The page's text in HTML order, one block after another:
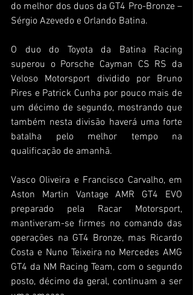
do melhor dos duos da GT4 Pro-Bronze –
Sérgio Azevedo e Orlando Batina.
O duo do Toyota da Batina Racing
superou o Porsche Cayman CS RS da
Veloso Motorsport dividido por Bruno
Pires e Patrick Cunha por pouco mais de
um décimo de segundo, mostrando que
também nesta divisão haverá uma forte
batalha pelo melhor tempo na
qualificação de amanhã.
Vasco Oliveira e Francisco Carvalho, em
Aston Martin Vantage AMR GT4 EVO
preparado pela Racar Motorsport,
mantiveram-se firmes no comando das
operações na GT4 Bronze, mas Ricardo
Costa e Nuno Teixeira no Mercedes AMG
GT4 da NM Racing Team, com o segundo
posto, décimo da geral, continuam a ser